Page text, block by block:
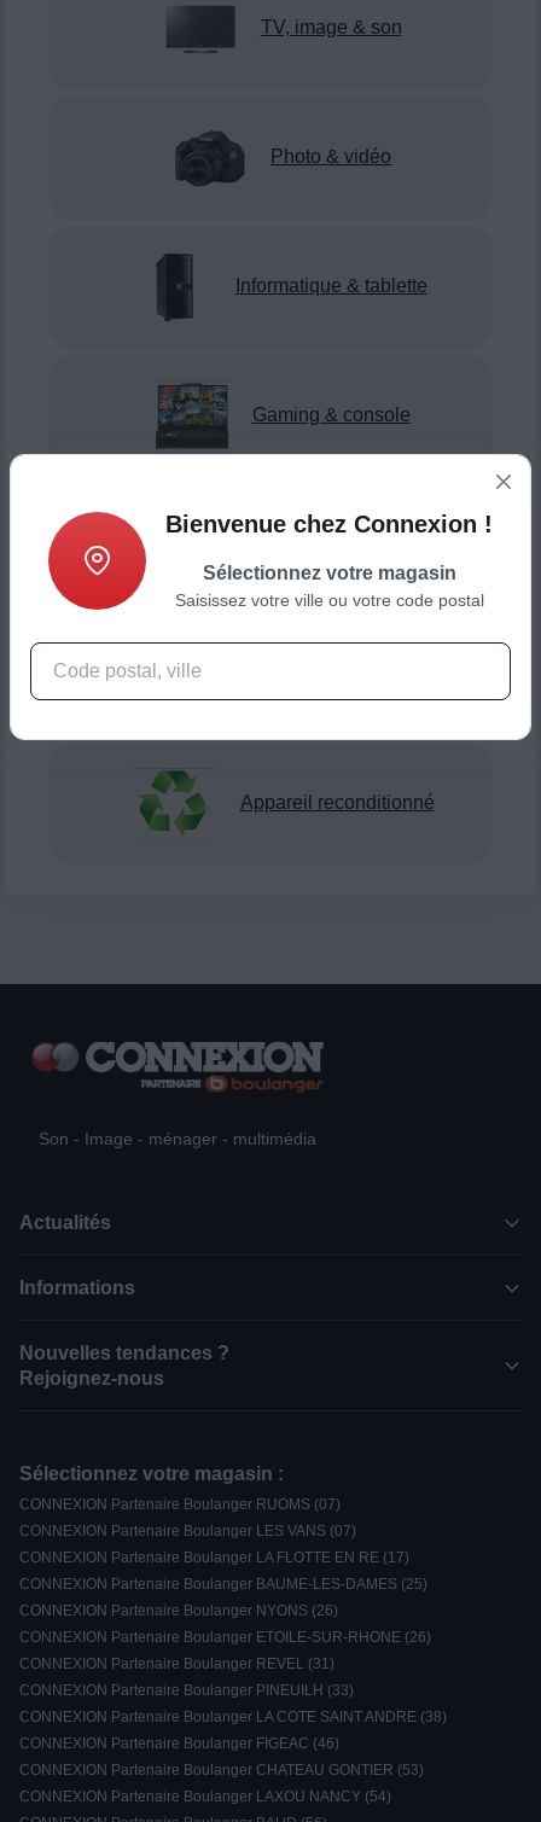
TV, image & son
Photo & vidéo
Informatique & tablette
Gaming & console
Appareil reconditionné
Son - Image - ménager - multimédia
Actualités
Informations
Nouvelles tendances ?
Rejoignez-nous
Sélectionnez votre magasin :
CONNEXION Partenaire Boulanger RUOMS (07)
CONNEXION Partenaire Boulanger LES VANS (07)
CONNEXION Partenaire Boulanger LA FLOTTE EN RE (17)
CONNEXION Partenaire Boulanger BAUME-LES-DAMES (25)
CONNEXION Partenaire Boulanger NYONS (26)
CONNEXION Partenaire Boulanger ETOILE-SUR-RHONE (26)
CONNEXION Partenaire Boulanger REVEL (31)
CONNEXION Partenaire Boulanger PINEUILH (33)
CONNEXION Partenaire Boulanger LA COTE SAINT ANDRE (38)
CONNEXION Partenaire Boulanger FIGEAC (46)
CONNEXION Partenaire Boulanger CHATEAU GONTIER (53)
CONNEXION Partenaire Boulanger LAXOU NANCY (54)
Bienvenue chez Connexion !
Sélectionnez votre magasin
Saisissez votre ville ou votre code postal